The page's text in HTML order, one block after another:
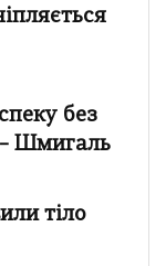
без
– Шмигаль
тіло